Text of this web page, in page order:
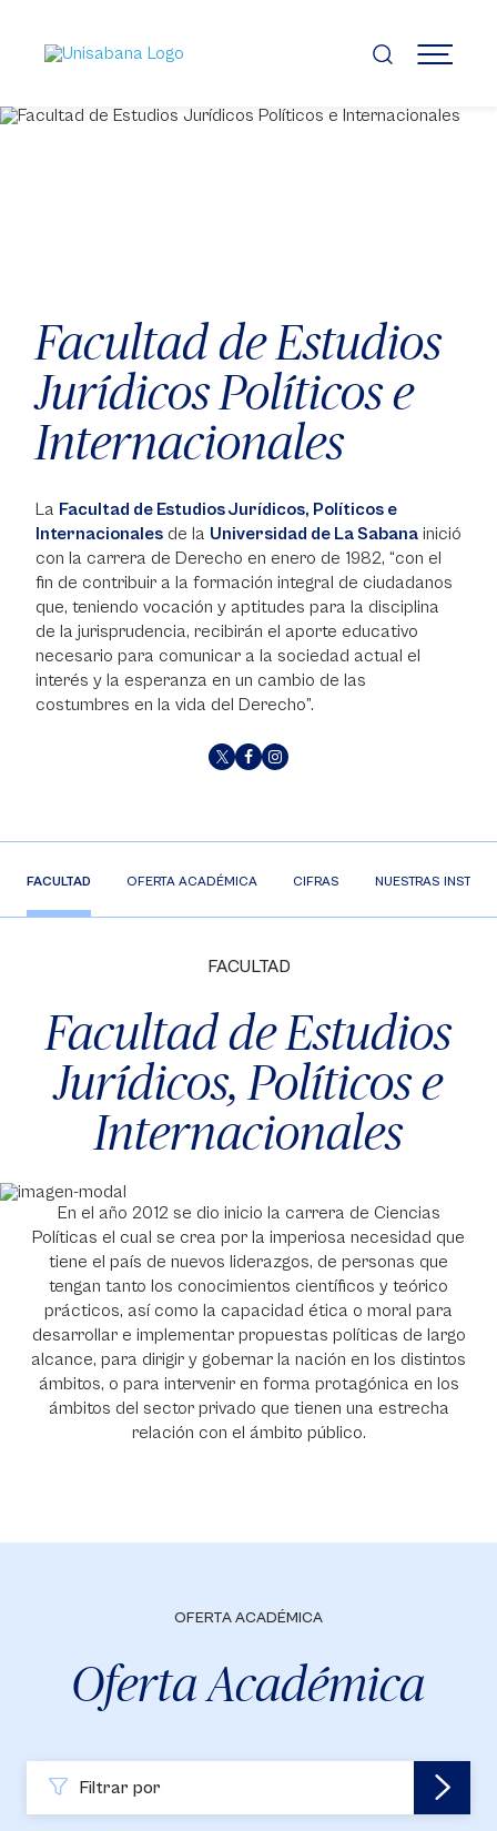
contenido
principal
MENÚ
Facultad de Estudios
Jurídicos Políticos e
Internacionales
La Facultad de Estudios Jurídicos, Políticos e
Internacionales de la Universidad de La Sabana inició
con la carrera de Derecho en enero de 1982, “con el
fin de contribuir a la formación integral de ciudadanos
que, teniendo vocación y aptitudes para la disciplina
de la jurisprudencia, recibirán el aporte educativo
necesario para comunicar a la sociedad actual el
interés y la esperanza en un cambio de las
costumbres en la vida del Derecho”.
FACULTAD OFERTA ACADÉMICA CIFRAS NUESTRAS
FACULTAD
Facultad de Estudios
Jurídicos, Políticos e
Internacionales
En el año 2012 se dio inicio la carrera de Ciencias
Políticas el cual se crea por la imperiosa necesidad que
tiene el país de nuevos liderazgos, de personas que
tengan tanto los conocimientos científicos y teórico
prácticos, así como la capacidad ética o moral para
desarrollar e implementar propuestas políticas de largo
alcance, para dirigir y gobernar la nación en los distintos
ámbitos, o para intervenir en forma protagónica en los
ámbitos del sector privado que tienen una estrecha
relación con el ámbito público.
OFERTA ACADÉMICA
Oferta Académica
Filtrar por